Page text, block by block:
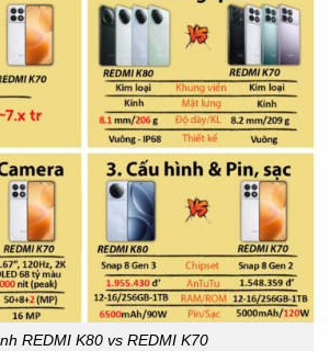
REDMI K80 vs REDMI K70